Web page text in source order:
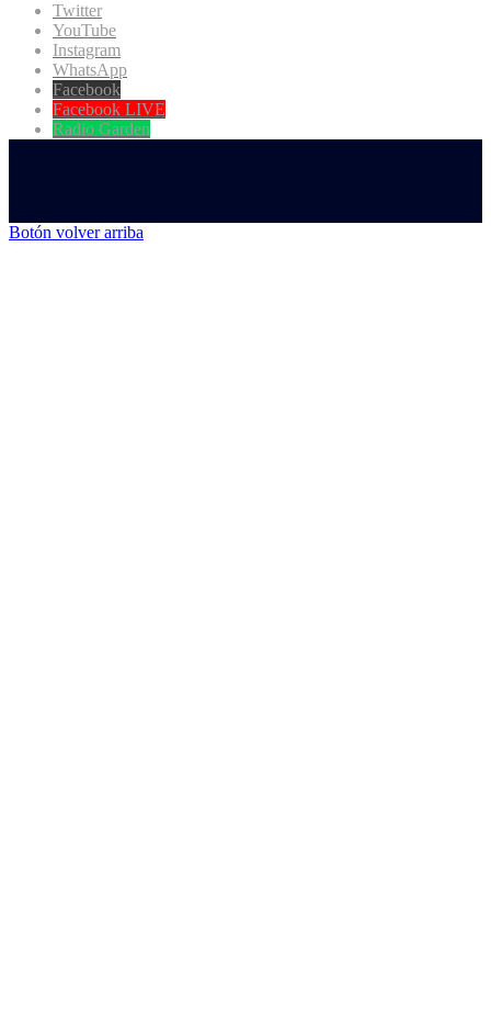
Twitter
YouTube
Instagram
WhatsApp
Facebook
Facebook LIVE
Radio Garden
Botón volver arriba